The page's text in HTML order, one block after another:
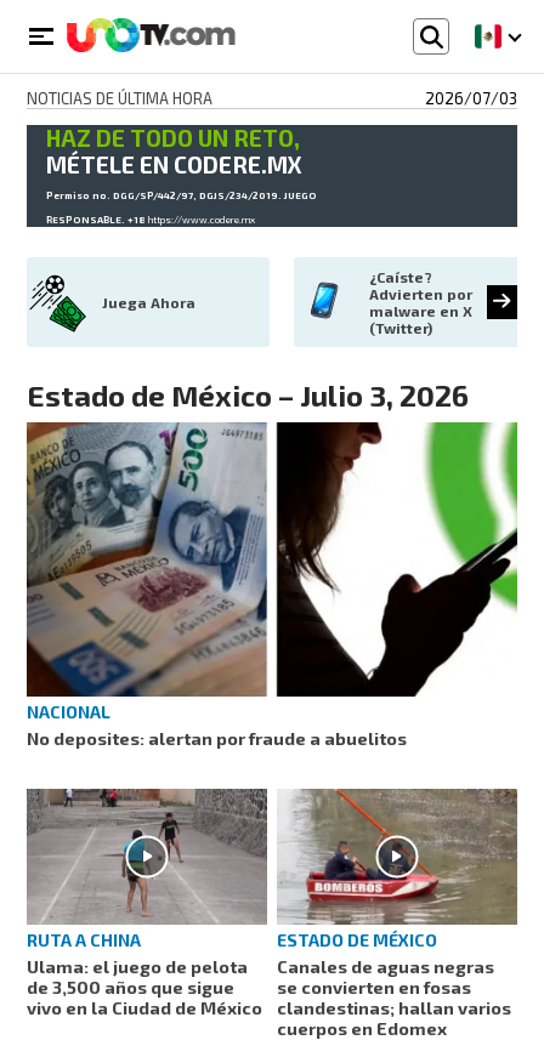
NOTICIAS DE ÚLTIMA HORA 2026/07/03
HAZ DE TODO UN RETO,
MÉTELE EN CODERE.MX
Permiso no. DGG/SP/442/97, DGJS/234/2019. JUEGO
RESPONSABLE. +18https://www.codere.mx
Juega Ahora
¿Caíste?
Advierten por
malware en X
(Twitter)
Estado de México – Julio 3, 2026
NACIONAL
No deposites: alertan por fraude a abuelitos
RUTA A CHINA
Ulama: el juego de pelota
de 3,500 años que sigue
vivo en la Ciudad de México
ESTADO DE MÉXICO
Canales de aguas negras
se convierten en fosas
clandestinas; hallan varios
cuerpos en Edomex